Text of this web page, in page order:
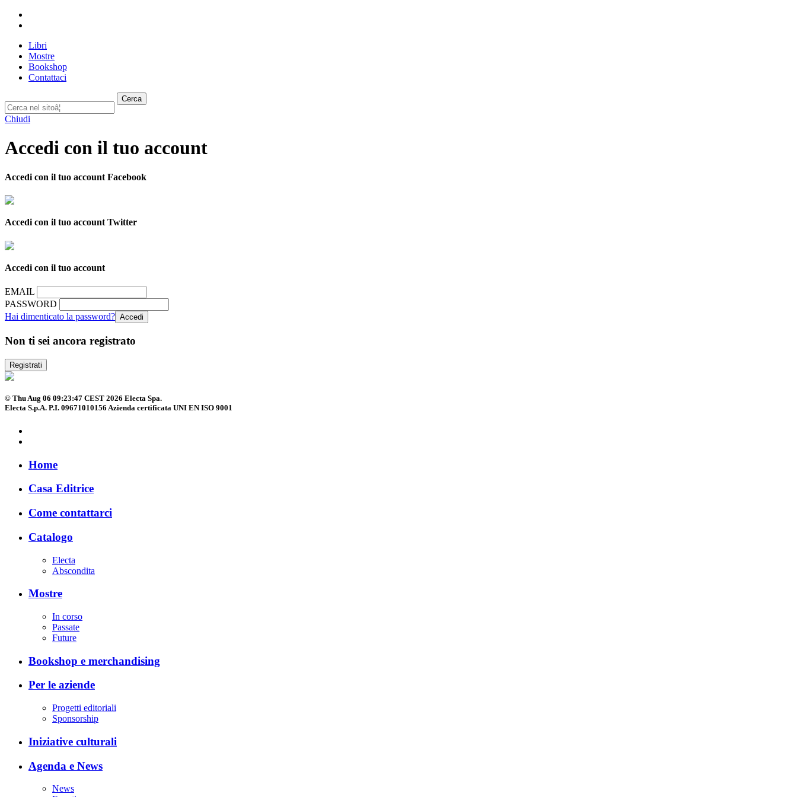
Libri
Mostre
Bookshop
Contattaci
Cerca
Chiudi
Accedi con il tuo account
Accedi con il tuo account Facebook
Accedi con il tuo account Twitter
Accedi con il tuo account
EMAIL
PASSWORD
Hai dimenticato la password?
Non ti sei ancora registrato
Registrati
© Thu Aug 06 09:23:47 CEST 2026 Electa Spa.
Electa S.p.A. P.I. 09671010156 Azienda certificata UNI EN ISO 9001
Home
Casa Editrice
Come contattarci
Catalogo
Electa
Abscondita
Mostre
In corso
Passate
Future
Bookshop e merchandising
Per le aziende
Progetti editoriali
Sponsorship
Iniziative culturali
Agenda e News
News